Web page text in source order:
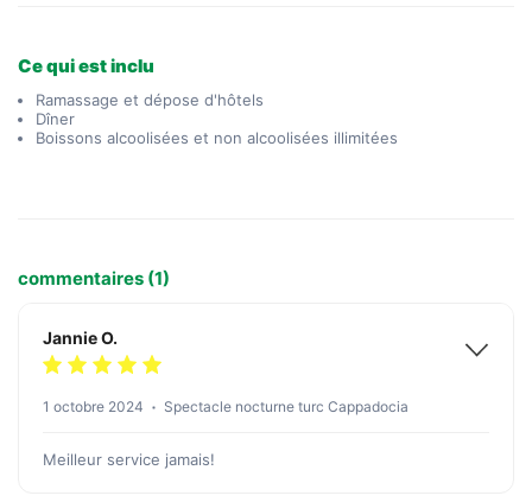
Ce qui est inclu
Ramassage et dépose d'hôtels
Dîner
Boissons alcoolisées et non alcoolisées illimitées
commentaires (1)
Jannie O.
1 octobre 2024 Spectacle nocturne turc Cappadocia
Meilleur service jamais!